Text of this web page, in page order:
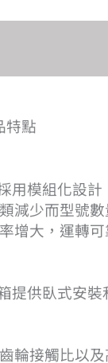
特點
用模組化設計
減少而型號
增大，運轉
提供臥式安裝
輪接觸比以